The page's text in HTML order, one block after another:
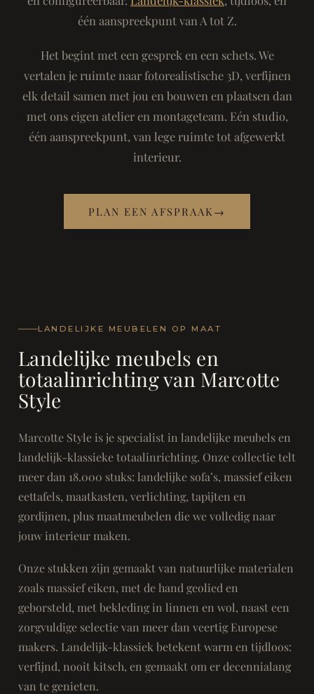
één aanspreekpunt van A tot Z.
Het begint met een gesprek en een schets. We
vertalen je ruimte naar fotorealistische 3D, verfijnen
elk detail samen met jou en bouwen en plaatsen dan
met ons eigen atelier en montageteam. Eén studio,
één aanspreekpunt, van lege ruimte tot afgewerkt
interieur.
PLAN EEN AFSPRAAK →
LANDELIJKE MEUBELEN OP MAAT
Landelijke meubels en
totaalinrichting van Marcotte
Style
Marcotte Style is je specialist in landelijke meubels en
landelijk-klassieke totaalinrichting. Onze collectie telt
meer dan 18.000 stuks: landelijke sofa’s, massief eiken
eettafels, maatkasten, verlichting, tapijten en
gordijnen, plus maatmeubelen die we volledig naar
jouw interieur maken.
Onze stukken zijn gemaakt van natuurlijke materialen
zoals massief eiken, met de hand geolied en
geborsteld, met bekleding in linnen en wol, naast een
zorgvuldige selectie van meer dan veertig Europese
makers. Landelijk-klassiek betekent warm en tijdloos:
verfijnd, nooit kitsch, en gemaakt om er decennialang
van te genieten.